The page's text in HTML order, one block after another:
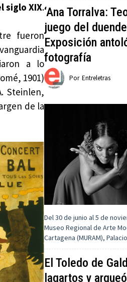
siglo XIX.
fueron
a lo
1901)
Steinlen,
de la
‘Ana Torralva:
juego del
Exposición
fotografía
Por Entreletras
Del 30 de junio al 5 de
Museo Regional de Arte
Cartagena (MURAM),
El Toledo de
lagartos y